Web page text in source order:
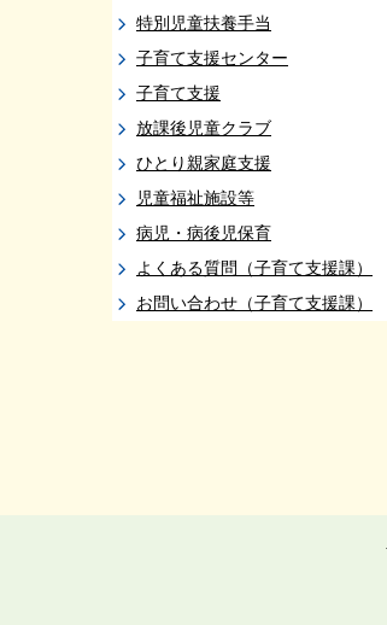
特別児童扶養手当
子育て支援センター
子育て支援
放課後児童クラブ
ひとり親家庭支援
児童福祉施設等
病児・病後児保育
よくある質問（子育て支援課）
お問い合わせ（子育て支援課）